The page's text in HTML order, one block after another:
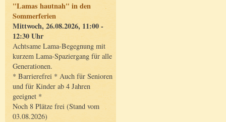
"Lamas hautnah" in den
Sommerferien
Mittwoch, 26.08.2026, 11:00 -
12:30 Uhr
Achtsame Lama-Begegnung mit
kurzem Lama-Spaziergang für alle
Generationen.
* Barrierefrei * Auch für Senioren
und für Kinder ab 4 Jahren
geeignet *
Noch 8 Plätze frei (Stand vom
03.08.2026)